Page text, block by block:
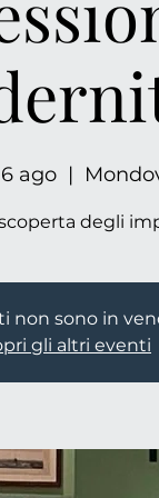
ago
  |
degli
non sono in
gli altri eventi